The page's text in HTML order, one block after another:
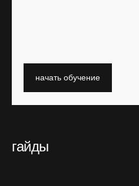
начать обучение
гайды